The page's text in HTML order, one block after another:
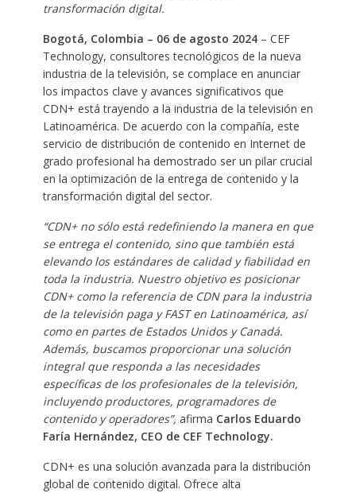
transformación digital.
Bogotá, Colombia – 06 de agosto 2024– CEF
Technology, consultores tecnológicos de la nueva
industria de la televisión, se complace en anunciar
los impactos clave y avances significativos que
CDN+ está trayendo a la industria de la televisión en
Latinoamérica. De acuerdo con la compañía, este
servicio de distribución de contenido en Internet de
grado profesional ha demostrado ser un pilar crucial
en la optimización de la entrega de contenido y la
transformación digital del sector.
“CDN+ no sólo está redefiniendo la manera en que
se entrega el contenido, sino que también está
elevando los estándares de calidad y fiabilidad en
toda la industria. Nuestro objetivo es posicionar
CDN+ como la referencia de CDN para la industria
de la televisión paga y FAST en Latinoamérica, así
como en partes de Estados Unidos y Canadá.
Además, buscamos proporcionar una solución
integral que responda a las necesidades
específicas de los profesionales de la televisión,
incluyendo productores, programadores de
contenido y operadores”, afirma Carlos Eduardo
Faría Hernández, CEO de CEF Technology.
CDN+ es una solución avanzada para la distribución
global de contenido digital. Ofrece alta